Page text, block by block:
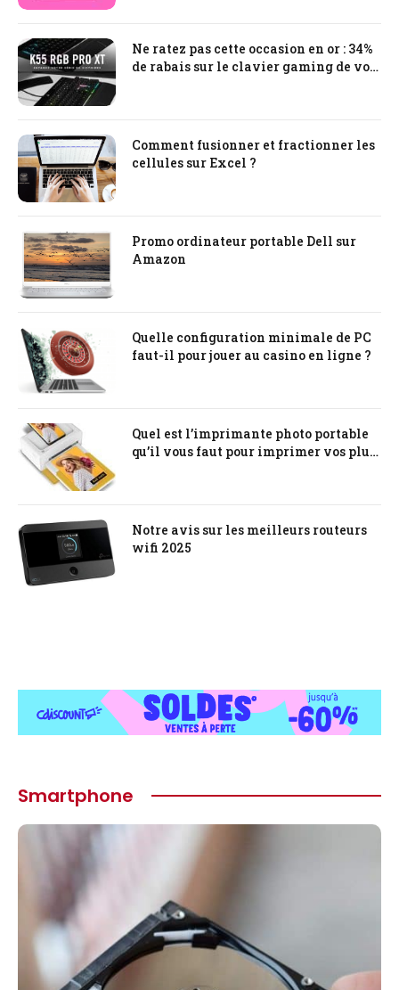
Ne ratez pas cette occasion en or : 34%
de rabais sur le clavier gaming de vos
Comment fusionner et fractionner les
cellules sur Excel ?
Promo ordinateur portable Dell sur
Amazon
Quelle configuration minimale de PC
faut-il pour jouer au casino en ligne ?
Quel est l’imprimante photo portable
qu’il vous faut pour imprimer vos plus
Notre avis sur les meilleurs routeurs
wifi 2025
Smartphone